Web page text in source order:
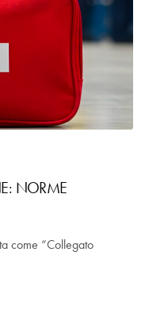
NORME
come “Collegato